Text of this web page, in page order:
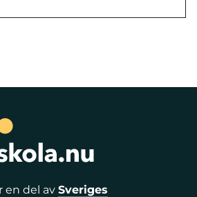
en del av Sveriges